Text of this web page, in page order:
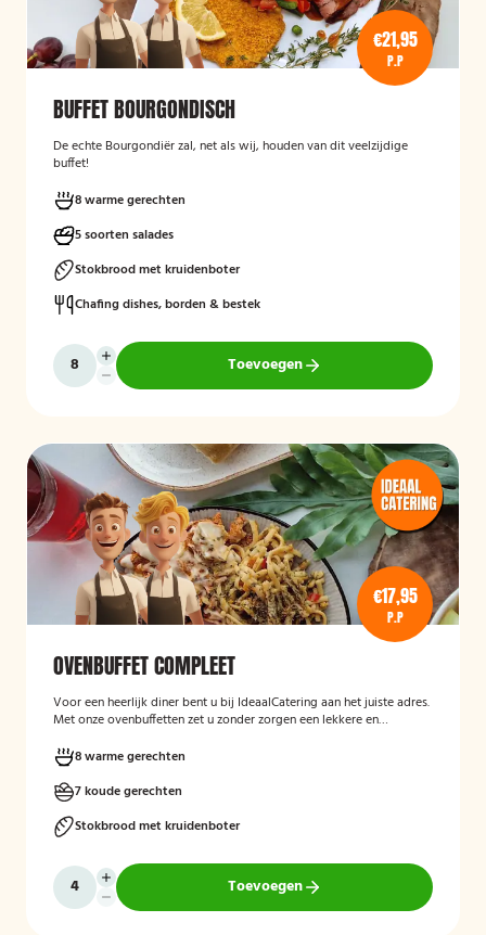
€21,95
P.P
BUFFET BOURGONDISCH
De echte Bourgondiër zal, net als wij, houden van dit veelzijdige
buffet!
8 warme gerechten
5 soorten salades
Stokbrood met kruidenboter
Chafing dishes, borden & bestek
Toevoegen
€17,95
P.P
OVENBUFFET COMPLEET
Voor een heerlijk diner bent u bij IdeaalCatering aan het juiste adres.
Met onze ovenbuffetten zet u zonder zorgen een lekkere en
personen is een ovenbuffet Ideaal!
8 warme gerechten
7 koude gerechten
Stokbrood met kruidenboter
Toevoegen